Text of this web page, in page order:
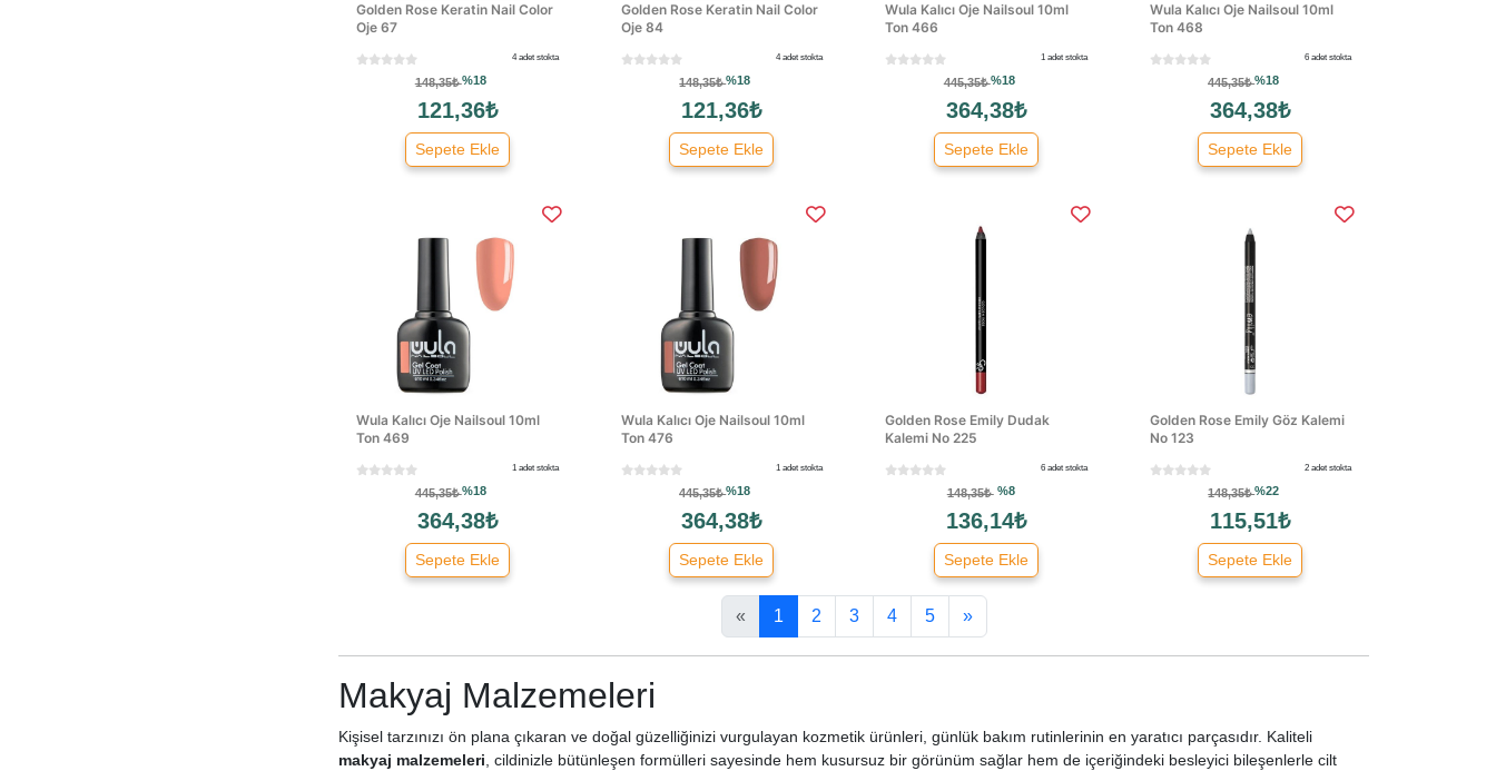
Golden Rose Keratin Nail Color
Oje 67
4 adet stokta
148,35₺%18
121,36₺
Sepete Ekle
Golden Rose Keratin Nail Color
Oje 84
4 adet stokta
148,35₺%18
121,36₺
Sepete Ekle
Wula Kalıcı Oje Nailsoul 10ml
Ton 466
1 adet stokta
445,35₺%18
364,38₺
Sepete Ekle
Wula Kalıcı Oje Nailsoul 10ml
Ton 468
6 adet stokta
445,35₺%18
364,38₺
Sepete Ekle
Wula Kalıcı Oje Nailsoul 10ml
Ton 469
1 adet stokta
445,35₺%18
364,38₺
Sepete Ekle
Wula Kalıcı Oje Nailsoul 10ml
Ton 476
1 adet stokta
445,35₺%18
364,38₺
Sepete Ekle
Golden Rose Emily Dudak
Kalemi No 225
6 adet stokta
148,35₺ %8
136,14₺
Sepete Ekle
Golden Rose Emily Göz Kalemi
No 123
2 adet stokta
148,35₺%22
115,51₺
Sepete Ekle
« 1 2 3 4 5 »
Makyaj Malzemeleri
Kişisel tarzınızı ön plana çıkaran ve doğal güzelliğinizi vurgulayan kozmetik ürünleri, günlük bakım rutinlerinin en yaratıcı parçasıdır. Kaliteli
makyaj malzemeleri , cildinizle bütünleşen formülleri sayesinde hem kusursuz bir görünüm sağlar hem de içeriğindeki besleyici bileşenlerle cilt